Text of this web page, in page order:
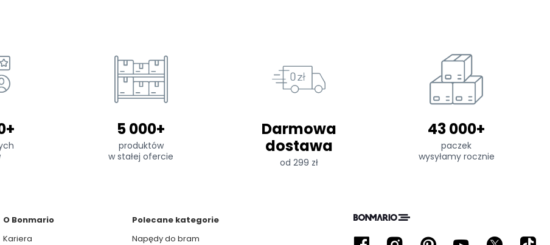
5 000+
produktów
w stałej ofercie
Darmowa
dostawa
od 299 zł
43 000+
paczek
wysyłamy rocznie
O Bonmario
Kariera
Polecane kategorie
Napędy do bram